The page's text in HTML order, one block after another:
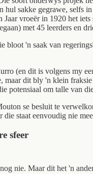
hul sakke gegrawe, selfs
vroeër in 1920 het
met 45 leerders en
bloot 'n saak van
(en dit is volgens my
dit bly 'n klein
potensiaal om talle van
se besluit te
staat eenvoudig nie
sfeer
nie. Maar dit het 'n